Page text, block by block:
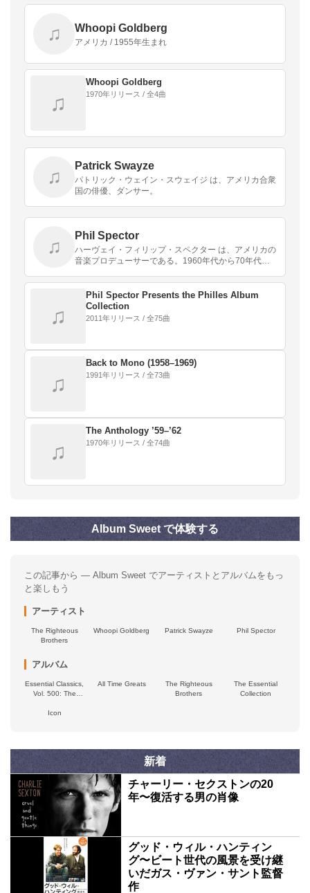
♫ Whoopi Goldberg
アメリカ / 1955年生まれ
♫
Whoopi Goldberg
1970年リリース / 全4曲
♫
Patrick Swayze
パトリック・ウェイン・スウェイジ は、アメリカ合衆
国の俳優、ダンサー。
♫
Phil Spector
ハーヴェイ・フィリップ・スペクター は、アメリカの
音楽プロデューサーである。1960年代から70年代に
デュースで、ポピュラー音楽の分野で大きな足跡を残
し…
♫
Phil Spector Presents the Philles Album
Collection
2011年リリース / 全75曲
♫
Back to Mono (1958–1969)
1991年リリース / 全73曲
♫
The Anthology ’59–’62
1970年リリース / 全74曲
Album Sweet で体験する
この記事から — Album Sweet でアーティストとアルバムをもっ
と楽しもう
アーティスト
The Righteous
Brothers
Whoopi Goldberg Patrick Swayze Phil Spector
アルバム
Essential Classics,
Vol. 500: The
Brothers
All Time Greats
The Righteous
Brothers
The Essential
Collection
Icon
新着
チャーリー・セクストンの20
年〜復活する男の肖像
グッド・ウィル・ハンティン
グ〜ビート世代の風景を受け継
いだガス・ヴァン・サント監督
作